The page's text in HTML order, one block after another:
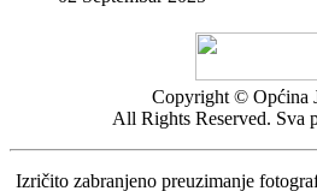
Copyright © Općina
All Rights Reserved. Sva
Izričito zabranjeno preuzimanje